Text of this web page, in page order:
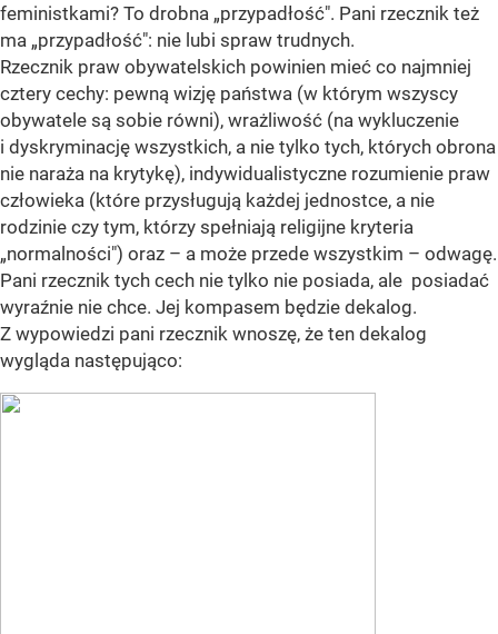
feministkami? To drobna „przypadłość". Pani rzecznik też
ma „przypadłość": nie lubi spraw trudnych.
Rzecznik praw obywatelskich powinien mieć co najmniej
cztery cechy: pewną wizję państwa (w którym wszyscy
obywatele są sobie równi), wrażliwość (na wykluczenie
i dyskryminację wszystkich, a nie tylko tych, których obrona
nie naraża na krytykę), indywidualistyczne rozumienie praw
człowieka (które przysługują każdej jednostce, a nie
rodzinie czy tym, którzy spełniają religijne kryteria
„normalności") oraz – a może przede wszystkim – odwagę.
Pani rzecznik tych cech nie tylko nie posiada, ale posiadać
wyraźnie nie chce. Jej kompasem będzie dekalog.
Z wypowiedzi pani rzecznik wnoszę, że ten dekalog
wygląda następująco: